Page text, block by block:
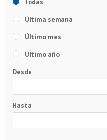
Todas
Última semana
Último mes
Último año
Desde
Hasta